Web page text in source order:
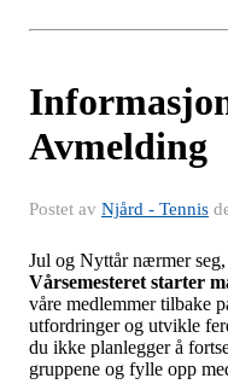
Avmelding
Postet av Njård - Tennis
Jul og Nyttår nærmer seg,
Vårsemesteret starter
våre medlemmer tilbake
utfordringer og utvikle
du ikke planlegger å
gruppene og fylle opp